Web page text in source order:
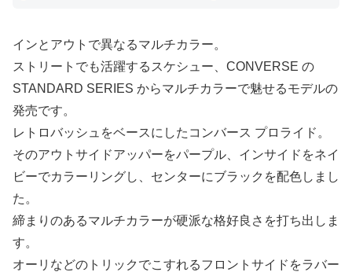
インとアウトで異なるマルチカラー。
ストリートでも活躍するスケシュー、CONVERSE の
STANDARD SERIES からマルチカラーで魅せるモデルの
発売です。
レトロバッシュをベースにしたコンバース プロライド。
そのアウトサイドアッパーをパープル、インサイドをネイ
ビーでカラーリングし、センターにブラックを配色しまし
た。
締まりのあるマルチカラーが硬派な格好良さを打ち出しま
す。
オーリなどのトリックでこすれるフロントサイドをラバー